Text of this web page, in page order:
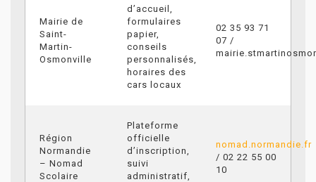
Mairie de
Saint-
Martin-
Osmonville
d’accueil,
formulaires
papier,
conseils
personnalisés,
horaires des
cars locaux
02 35 93 71
07 /
Région
Normandie
– Nomad
Scolaire
Plateforme
officielle
d’inscription,
suivi
administratif,
nomad.normandie.fr
/ 02 22 55 00
10